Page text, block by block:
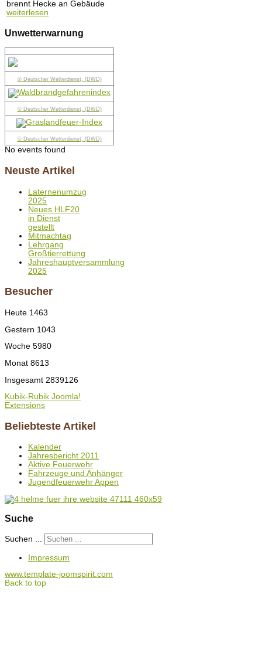
brennt Hecke an Gebäude
weiterlesen
Unwetterwarnung
© Deutscher Wetterdienst, (DWD)
© Deutscher Wetterdienst, (DWD)
© Deutscher Wetterdienst, (DWD)
No events found
Neuste Artikel
Laternenumzug
2025
Neues HLF20
in Dienst
gestellt
Mitmachtag
Lehrgang
Großtierrettung
Jahreshauptversammlung
2025
Besucher
Heute 1463
Gestern 1043
Woche 5980
Monat 8613
Insgesamt 2839126
Kubik-Rubik Joomla!
Extensions
Beliebteste Artikel
Kalender
Jahresbericht 2011
Aktive Feuerwehr
Fahrzeuge und Anhänger
Jugendfeuerwehr Appen
Suche
Suchen ...
Impressum
www.template-joomspirit.com
Back to top